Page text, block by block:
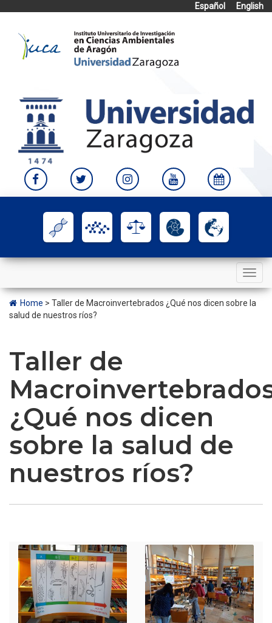
Español
English
content
Toggle
navigation
Home > Taller de Macroinvertebrados ¿Qué nos dicen sobre la
salud de nuestros ríos?
Taller de
¿Qué nos dicen
sobre la salud de
nuestros ríos?